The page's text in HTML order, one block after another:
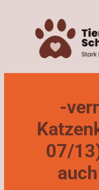
springen
-
07/